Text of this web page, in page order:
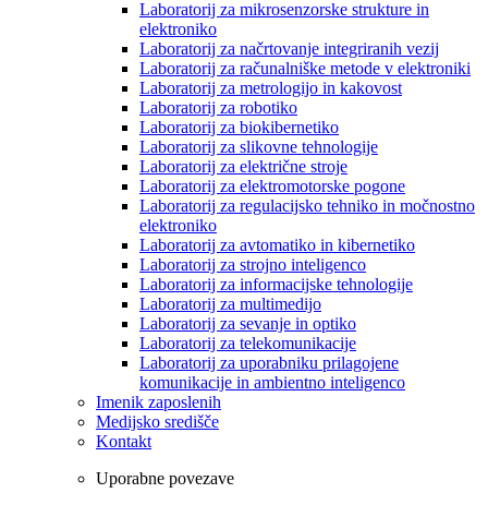
Laboratorij za mikrosenzorske strukture in
elektroniko
Laboratorij za načrtovanje integriranih vezij
Laboratorij za računalniške metode v elektroniki
Laboratorij za metrologijo in kakovost
Laboratorij za robotiko
Laboratorij za biokibernetiko
Laboratorij za slikovne tehnologije
Laboratorij za električne stroje
Laboratorij za elektromotorske pogone
Laboratorij za regulacijsko tehniko in močnostno
elektroniko
Laboratorij za avtomatiko in kibernetiko
Laboratorij za strojno inteligenco
Laboratorij za informacijske tehnologije
Laboratorij za multimedijo
Laboratorij za sevanje in optiko
Laboratorij za telekomunikacije
Laboratorij za uporabniku prilagojene
komunikacije in ambientno inteligenco
Imenik zaposlenih
Medijsko središče
Kontakt
Uporabne povezave